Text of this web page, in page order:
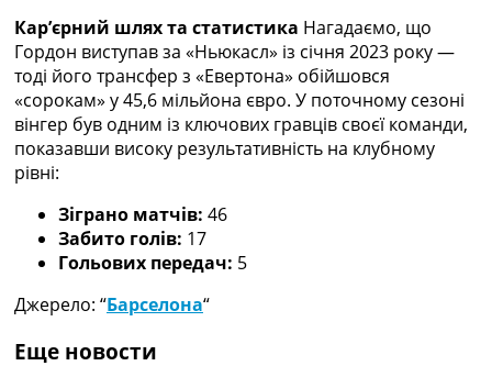
Рейтинги
Рейтинг країн УЄФА
Рейтинг клубів УЄФА
Рейтинг ФІФА
Телепрограма
Кар’єрний шлях та статистика Нагадаємо, що
Гордон виступав за «Ньюкасл» із січня 2023 року —
тоді його трансфер з «Евертона» обійшовся
«сорокам» у 45,6 мільйона євро. У поточному сезоні
вінгер був одним із ключових гравців своєї команди,
показавши високу результативність на клубному
рівні:
Зіграно матчів: 46
Забито голів: 17
Гольових передач: 5
Джерело: “Барселона“
Еще новости